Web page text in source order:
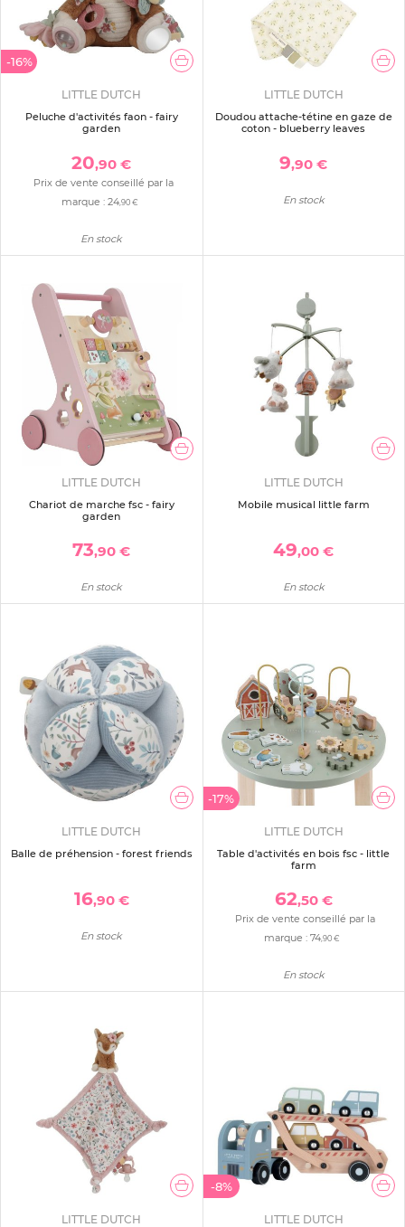
-16%
LITTLE DUTCH
Peluche d'activités faon - fairy
garden
20,90 €
Prix de vente conseillé par la
marque : 24,90 €
En stock
LITTLE DUTCH
Doudou attache-tétine en gaze de
coton - blueberry leaves
9,90 €
En stock
LITTLE DUTCH
Chariot de marche fsc - fairy
garden
73,90 €
En stock
LITTLE DUTCH
Mobile musical little farm
49,00 €
En stock
LITTLE DUTCH
Balle de préhension - forest friends
16,90 €
En stock
-17%
LITTLE DUTCH
Table d'activités en bois fsc - little
farm
62,50 €
Prix de vente conseillé par la
marque : 74,90 €
En stock
LITTLE DUTCH
-8%
LITTLE DUTCH